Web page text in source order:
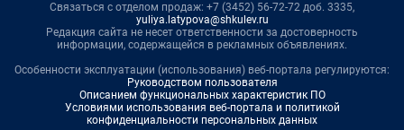
Связаться с отделом продаж: +7 (3452) 56-72-72 доб. 3335,
yuliya.latypova@shkulev.ru
Редакция сайта не несет ответственности за достоверность
информации, содержащейся в рекламных объявлениях.
Особенности эксплуатации (использования) веб-портала регулируются:
Руководством пользователя
Описанием функциональных характеристик ПО
Условиями использования веб-портала и политикой
конфиденциальности персональных данных